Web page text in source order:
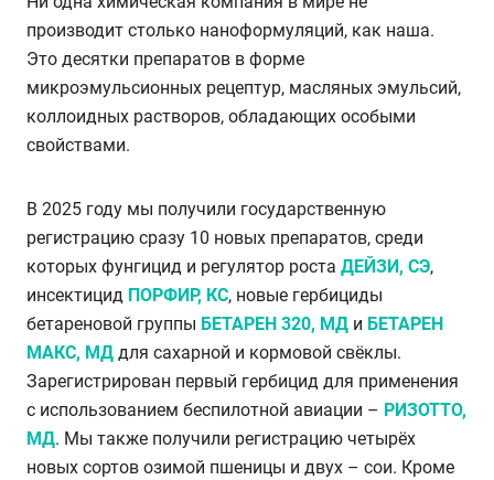
производит столько наноформуляций, как наша.
Это десятки препаратов в форме
микроэмульсионных рецептур, масляных эмульсий,
коллоидных растворов, обладающих особыми
свойствами.
В 2025 году мы получили государственную
регистрацию сразу 10 новых препаратов, среди
которых фунгицид и регулятор роста ДЕЙЗИ, СЭ,
инсектицид ПОРФИР, КС, новые гербициды
бетареновой группы БЕТАРЕН 320, МД и БЕТАРЕН
МАКС, МД для сахарной и кормовой свёклы.
Зарегистрирован первый гербицид для применения
с использованием беспилотной авиации – РИЗОТТО,
МД. Мы также получили регистрацию четырёх
новых сортов озимой пшеницы и двух – сои. Кроме